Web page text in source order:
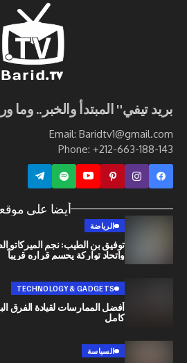
المبتدأ والخبر.. وما وراء الخبر
Email:
Phone: +212-
أيضا على موقعنا
توفيق بن الطيب: نجم الميركاتو الصيفي..
واتحاد تواركة يحسم قراره قريباً
TECHNOLOGY & GADGETS
أفضل الممارسات لقيادة الفرق البعيدة في